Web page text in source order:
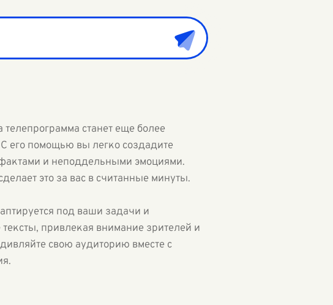
станет еще более
его помощью вы легко создадите
и неподдельными эмоциями.
это за вас в считанные минуты.
под ваши задачи и
привлекая внимание зрителей и
свою аудиторию вместе с